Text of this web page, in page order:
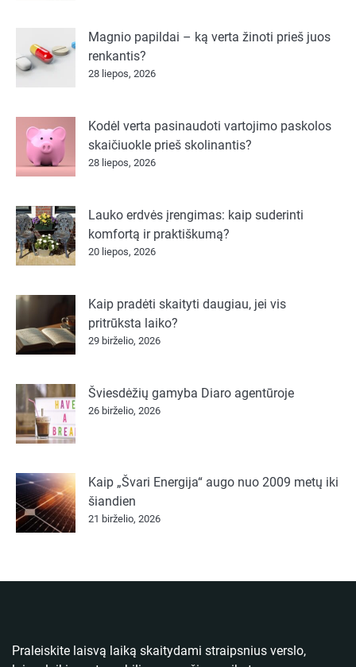
Magnio papildai – ką verta žinoti prieš juos
renkantis?
28 liepos, 2026
Kodėl verta pasinaudoti vartojimo paskolos
skaičiuokle prieš skolinantis?
28 liepos, 2026
Lauko erdvės įrengimas: kaip suderinti
komfortą ir praktiškumą?
20 liepos, 2026
Kaip pradėti skaityti daugiau, jei vis
pritrūksta laiko?
29 birželio, 2026
Šviesdėžių gamyba Diaro agentūroje
26 birželio, 2026
Kaip „Švari Energija“ augo nuo 2009 metų iki
šiandien
21 birželio, 2026
Praleiskite laisvą laiką skaitydami straipsnius verslo,